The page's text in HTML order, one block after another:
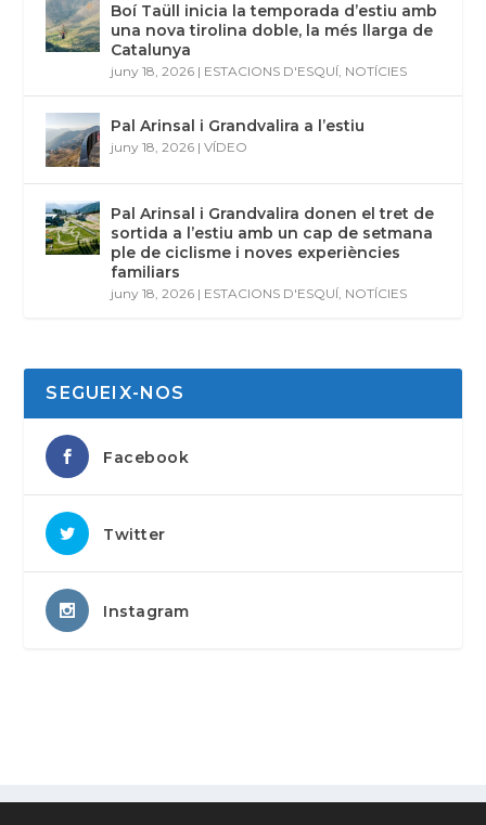
Boí Taüll inicia la temporada d’estiu amb
una nova tirolina doble, la més llarga de
Catalunya
juny 18, 2026 | ESTACIONS D'ESQUÍ, NOTÍCIES
Pal Arinsal i Grandvalira a l’estiu
juny 18, 2026 |VÍDEO
Pal Arinsal i Grandvalira donen el tret de
sortida a l’estiu amb un cap de setmana
ple de ciclisme i noves experiències
familiars
juny 18, 2026 | ESTACIONS D'ESQUÍ, NOTÍCIES
SEGUEIX-NOS
Facebook
Twitter
Instagram